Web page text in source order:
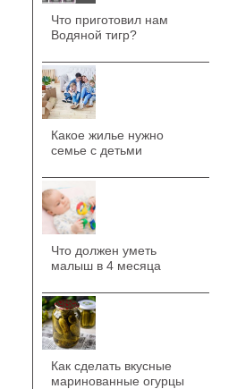
Что приготовил нам
Водяной тигр?
Какое жилье нужно
семье с детьми
Что должен уметь
малыш в 4 месяца
Как сделать вкусные
маринованные огурцы